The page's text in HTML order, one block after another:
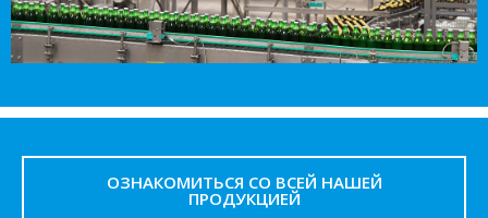
ОЗНАКОМИТЬСЯ СО ВСЕЙ НАШЕЙ
ПРОДУКЦИЕЙ